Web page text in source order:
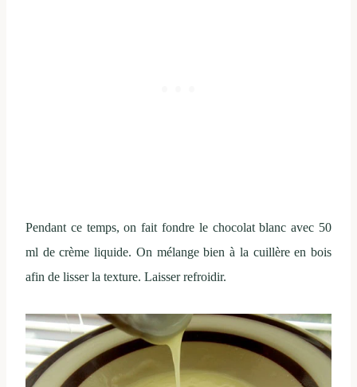
Pendant ce temps, on fait fondre le chocolat blanc avec 50
ml de crème liquide. On mélange bien à la cuillère en bois
afin de lisser la texture. Laisser refroidir.